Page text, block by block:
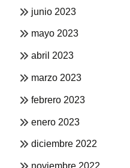
junio 2023
mayo 2023
abril 2023
marzo 2023
febrero 2023
enero 2023
diciembre 2022